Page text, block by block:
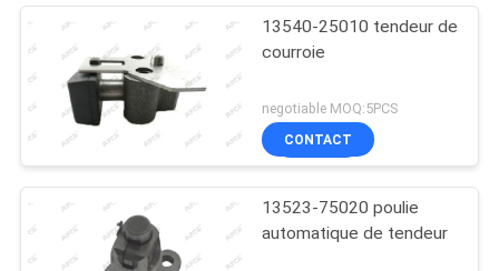
13540-25010 tendeur de
courroie
negotiable MOQ:5PCS
CONTACT
13523-75020 poulie
automatique de tendeur